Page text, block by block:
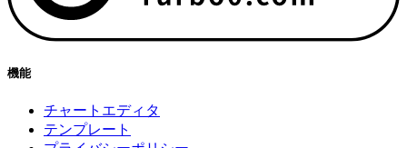
機能
チャートエディタ
テンプレート